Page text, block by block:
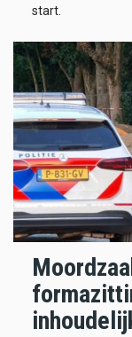
start.